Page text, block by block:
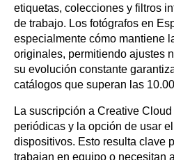
etiquetas, colecciones y filtros
de trabajo. Los fotógrafos en
especialmente cómo mantiene
originales, permitiendo ajustes
su evolución constante
catálogos que superan las
La suscripción a Creative
periódicas y la opción de usar
dispositivos. Esto resulta clave
trabajan en equipo o necesitan